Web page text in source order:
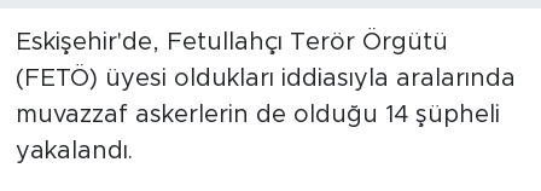
Eskişehir'de, Fetullahçı Terör Örgütü
(FETÖ) üyesi oldukları iddiasıyla aralarında
muvazzaf askerlerin de olduğu 14 şüpheli
yakalandı.